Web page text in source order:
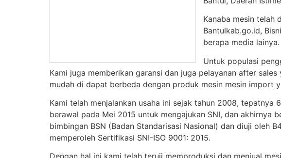
Kanaba mesin telah
Bantulkab.go.id,
berapa media lainya.
Untuk populasi
Kami juga memberikan garansi dan juga pelayanan after
mudah di dapat berbeda dengan produk mesin mesin import
Kami telah menjalankan usaha ini sejak tahun 2008,
berawal pada Mei 2015 untuk mengajukan SNI, dan akhirnya
bimbingan BSN (Badan Standarisasi Nasional) dan diuji oleh
memperoleh Sertifikasi SNI-ISO 9001: 2015.